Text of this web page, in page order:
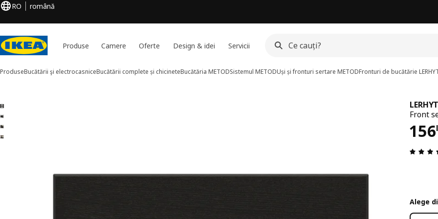
RO română
Produse Camere Oferte Design & idei Servicii
ProduseBucătării şi electrocasniceBucătării complete și chicineteBucătăria METODSistemul METODUși și fronturi sertare METODFronturi de bucătărie
4 LERHYTTAN imagini
imaginile
Front
156
Alege